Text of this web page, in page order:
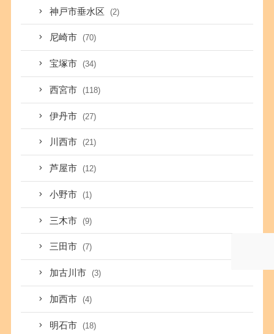
神戸市垂水区 (2)
尼崎市 (70)
宝塚市 (34)
西宮市 (118)
伊丹市 (27)
川西市 (21)
芦屋市 (12)
小野市 (1)
三木市 (9)
三田市 (7)
加古川市 (3)
加西市 (4)
明石市 (18)